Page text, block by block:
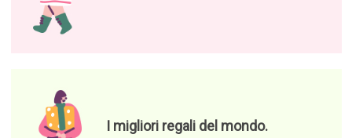
I migliori regali del mondo.